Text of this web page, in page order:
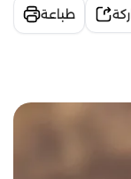
طباعة